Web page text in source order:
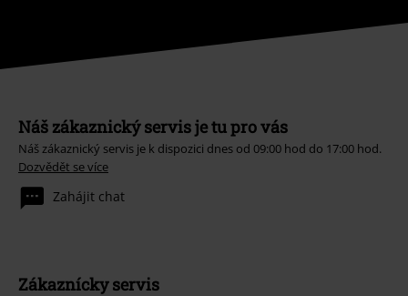
Náš zákaznický servis je tu pro vás
Náš zákaznický servis je k dispozici dnes od 09:00 hod do 17:00 hod.
Dozvědět se více
Zahájit chat
Zákaznícky servis